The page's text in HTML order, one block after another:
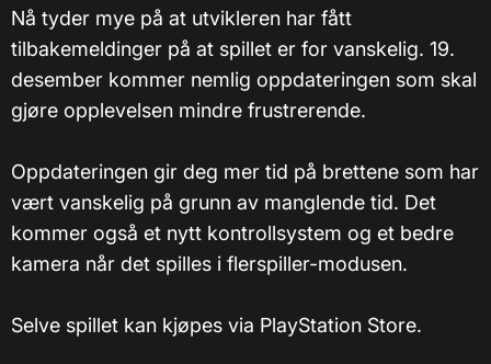
Nå tyder mye på at utvikleren har fått
tilbakemeldinger på at spillet er for vanskelig. 19.
desember kommer nemlig oppdateringen som skal
gjøre opplevelsen mindre frustrerende.
Oppdateringen gir deg mer tid på brettene som har
vært vanskelig på grunn av manglende tid. Det
kommer også et nytt kontrollsystem og et bedre
kamera når det spilles i flerspiller-modusen.
Selve spillet kan kjøpes via PlayStation Store.